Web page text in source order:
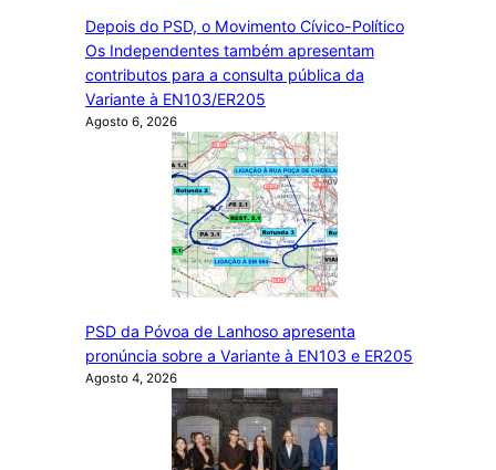
Depois do PSD, o Movimento Cívico-Político
Os Independentes também apresentam
contributos para a consulta pública da
Variante à EN103/ER205
Agosto 6, 2026
PSD da Póvoa de Lanhoso apresenta
pronúncia sobre a Variante à EN103 e ER205
Agosto 4, 2026